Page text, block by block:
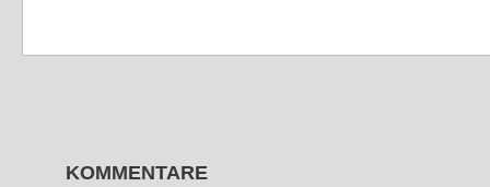
KOMMENTARE